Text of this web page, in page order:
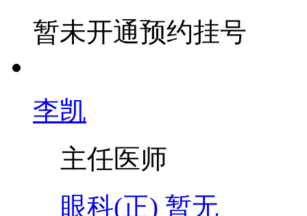
暂未开通预约挂号
李凯
主任医师
眼科(正) 暂无